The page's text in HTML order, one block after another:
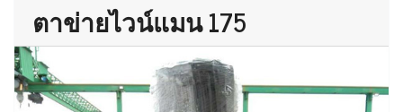
ตาข่ายไวน์แมน 175